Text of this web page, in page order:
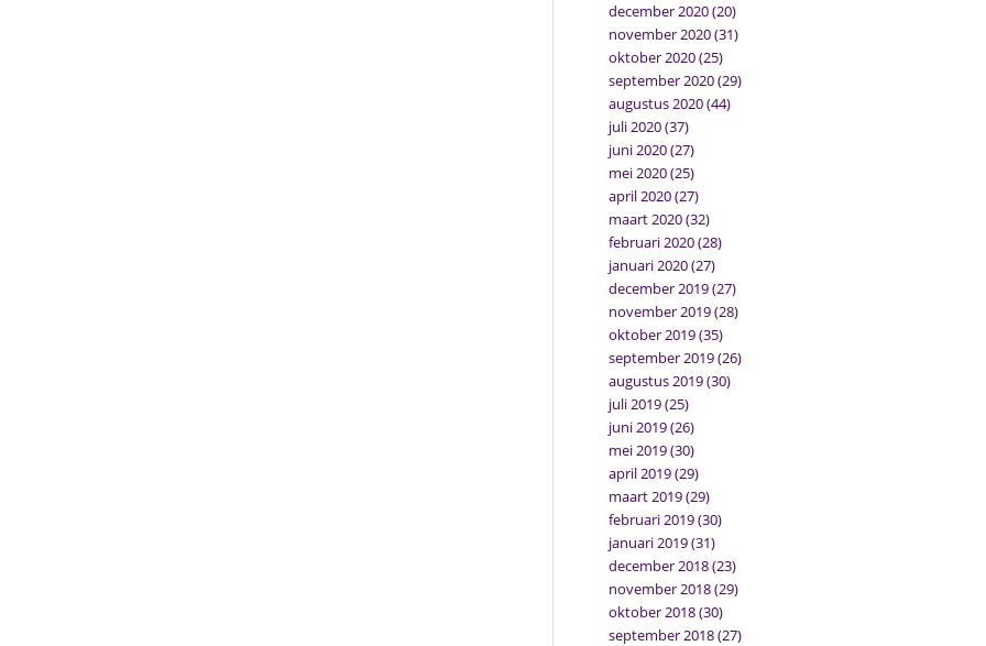
december 2020(20)
november 2020(31)
oktober 2020(25)
september 2020(29)
augustus 2020(44)
juli 2020(37)
juni 2020(27)
mei 2020(25)
april 2020(27)
maart 2020(32)
februari 2020(28)
januari 2020(27)
december 2019(27)
november 2019(28)
oktober 2019(35)
september 2019(26)
augustus 2019(30)
juli 2019(25)
juni 2019(26)
mei 2019(30)
april 2019(29)
maart 2019(29)
februari 2019(30)
januari 2019(31)
december 2018(23)
november 2018(29)
oktober 2018(30)
september 2018(27)